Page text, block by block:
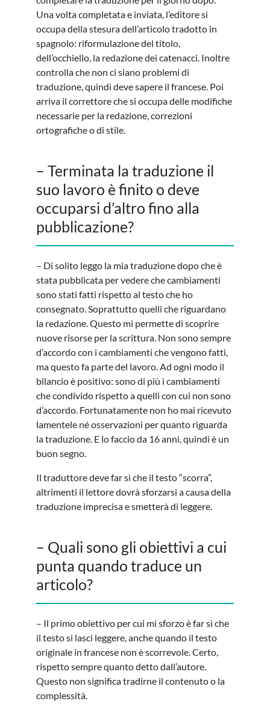
Una volta completata e inviata, l’editore si
occupa della stesura dell’articolo tradotto in
spagnolo: riformulazione del titolo,
dell’occhiello, la redazione dei catenacci. Inoltre
controlla che non ci siano problemi di
traduzione, quindi deve sapere il francese. Poi
arriva il correttore che si occupa delle modifiche
necessarie per la redazione, correzioni
ortografiche o di stile.
– Terminata la traduzione il
suo lavoro è finito o deve
occuparsi d’altro fino alla
pubblicazione?
– Di solito leggo la mia traduzione dopo che è
stata pubblicata per vedere che cambiamenti
sono stati fatti rispetto al testo che ho
consegnato. Soprattutto quelli che riguardano
la redazione. Questo mi permette di scoprire
nuove risorse per la scrittura. Non sono sempre
d’accordo con i cambiamenti che vengono fatti,
ma questo fa parte del lavoro. Ad ogni modo il
bilancio è positivo: sono di più i cambiamenti
che condivido rispetto a quelli con cui non sono
d’accordo. Fortunatamente non ho mai ricevuto
lamentele né osservazioni per quanto riguarda
la traduzione. E lo faccio da 16 anni, quindi è un
buon segno.
Il traduttore deve far sì che il testo “scorra”,
altrimenti il lettore dovrà sforzarsi a causa della
traduzione imprecisa e smetterà di leggere.
– Quali sono gli obiettivi a cui
punta quando traduce un
articolo?
– Il primo obiettivo per cui mi sforzo è far sì che
il testo si lasci leggere, anche quando il testo
originale in francese non è scorrevole. Certo,
rispetto sempre quanto detto dall’autore.
Questo non significa tradirne il contenuto o la
complessità.